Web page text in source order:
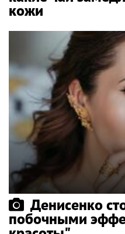
кожи
Денисенко
побочными